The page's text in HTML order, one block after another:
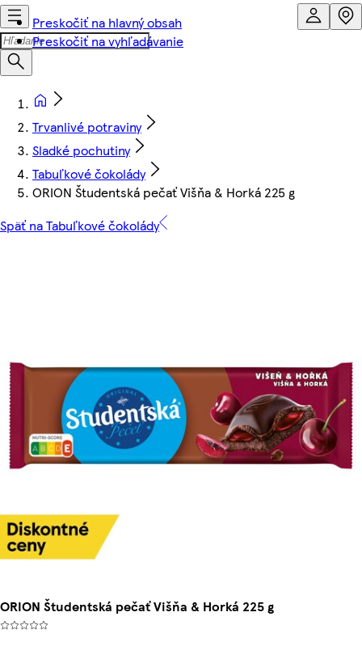
Preskočiť na hlavný obsah
Preskočiť na vyhľadávanie
Trvanlivé potraviny
Sladké pochutiny
Tabuľkové čokolády
ORION Študentská pečať Višňa & Horká 225 g
Späť na Tabuľkové čokolády
ORION Študentská pečať Višňa & Horká 225 g